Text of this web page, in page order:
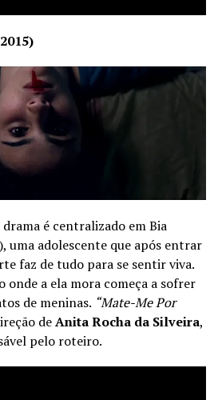
drama é centralizado em Bia
), uma adolescente que após entrar
faz de tudo para se sentir viva.
onde a ela mora começa a sofrer
de meninas. “Mate-Me Por
deAnita Rocha da Silveira,
pelo roteiro.